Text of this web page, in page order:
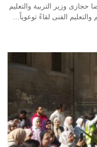
حجازى وزير التربية والتعليم
الفنى لقاءً توعوياً…